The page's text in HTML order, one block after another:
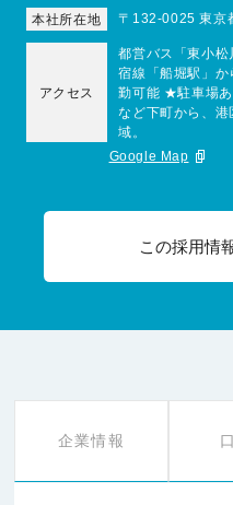
本社所在地 〒132-0025 東京
アクセス
都営バス「東小
宿線「船堀駅」
勤可能 ★駐車場
など下町から、
域。
Google Map
この採用情
企業情報